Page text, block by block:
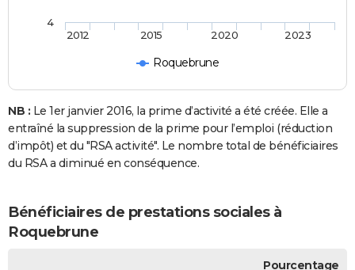
Roquebrune
2012 2015 2020 2023
4
NB : Le 1er janvier 2016, la prime d’activité a été créée. Elle a
entraîné la suppression de la prime pour l’emploi (réduction
d’impôt) et du "RSA activité". Le nombre total de bénéficiaires
du RSA a diminué en conséquence.
Bénéficiaires de prestations sociales à
Roquebrune
Pourcentage